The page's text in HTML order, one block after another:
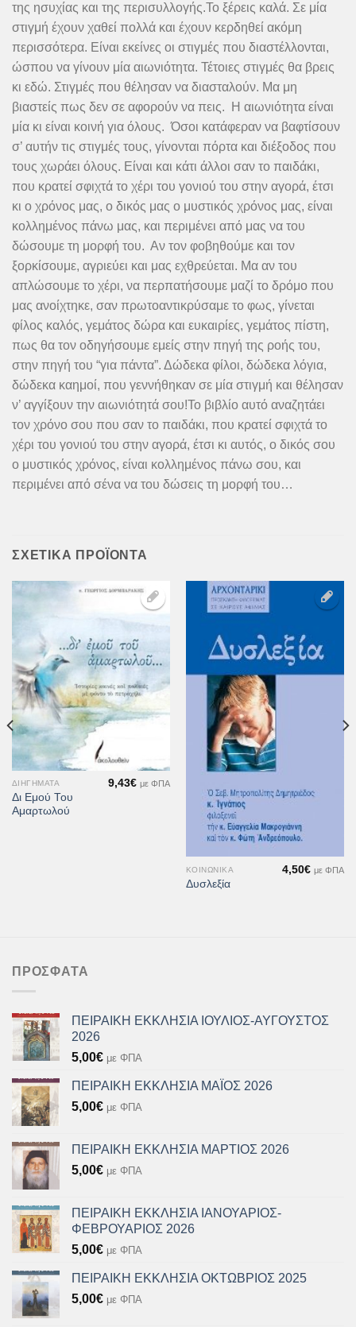
της ησυχίας και της περισυλλογής.Το ξέρεις καλά. Σε μία
στιγμή έχουν χαθεί πολλά και έχουν κερδηθεί ακόμη
περισσότερα. Είναι εκείνες οι στιγμές που διαστέλλονται,
ώσπου να γίνουν μία αιωνιότητα. Τέτοιες στιγμές θα βρεις
κι εδώ. Στιγμές που θέλησαν να διασταλούν. Μα μη
βιαστείς πως δεν σε αφορούν να πεις. Η αιωνιότητα είναι
μία κι είναι κοινή για όλους. Όσοι κατάφεραν να βαφτίσουν
σ’ αυτήν τις στιγμές τους, γίνονται πόρτα και διέξοδος που
τους χωράει όλους. Είναι και κάτι άλλοι σαν το παιδάκι,
που κρατεί σφιχτά το χέρι του γονιού του στην αγορά, έτσι
κι ο χρόνος μας, ο δικός μας ο μυστικός χρόνος μας, είναι
κολλημένος πάνω μας, και περιμένει από μας να του
δώσουμε τη μορφή του. Αν τον φοβηθούμε και τον
ξορκίσουμε, αγριεύει και μας εχθρεύεται. Μα αν του
απλώσουμε το χέρι, να περπατήσουμε μαζί το δρόμο που
μας ανοίχτηκε, σαν πρωτοαντικρύσαμε το φως, γίνεται
φίλος καλός, γεμάτος δώρα και ευκαιρίες, γεμάτος πίστη,
πως θα τον οδηγήσουμε εμείς στην πηγή της ροής του,
στην πηγή του “για πάντα”. Δώδεκα φίλοι, δώδεκα λόγια,
δώδεκα καημοί, που γεννήθηκαν σε μία στιγμή και θέλησαν
ν’ αγγίξουν την αιωνιότητά σου!Το βιβλίο αυτό αναζητάει
τον χρόνο σου που σαν το παιδάκι, που κρατεί σφιχτά το
χέρι του γονιού του στην αγορά, έτσι κι αυτός, ο δικός σου
ο μυστικός χρόνος, είναι κολλημένος πάνω σου, και
περιμένει από σένα να του δώσεις τη μορφή του…
ΣΧΕΤΙΚΆ ΠΡΟΪΌΝΤΑ
Προσθήκη
στη Λίστα
Επιθυμιών
ΔΙΗΓΉΜΑΤΑ
Δι Εμού Του
Αμαρτωλού
9,43€ με ΦΠΑ
Προσθήκη
στη Λίστα
ΚΟΙΝΩΝΙΚΆ
Δυσλεξία
4,50€ με ΦΠΑ
ΠΡΌΣΦΑΤΑ
ΠΕΙΡΑΙΚΗ ΕΚΚΛΗΣΙΑ ΙΟΥΛΙΟΣ-ΑΥΓΟΥΣΤΟΣ
2026
5,00€ με ΦΠΑ
ΠΕΙΡΑΙΚΗ ΕΚΚΛΗΣΙΑ ΜΑΪΟΣ 2026
5,00€ με ΦΠΑ
ΠΕΙΡΑΙΚΗ ΕΚΚΛΗΣΙΑ ΜΑΡΤΙΟΣ 2026
5,00€ με ΦΠΑ
ΠΕΙΡΑΙΚΗ ΕΚΚΛΗΣΙΑ ΙΑΝΟΥΑΡΙΟΣ-
ΦΕΒΡΟΥΑΡΙΟΣ 2026
5,00€ με ΦΠΑ
ΠΕΙΡΑΙΚΗ ΕΚΚΛΗΣΙΑ ΟΚΤΩΒΡΙΟΣ 2025
5,00€ με ΦΠΑ